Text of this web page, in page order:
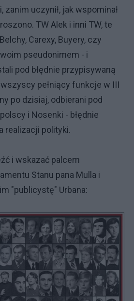
uczynił, jak wspominał
TW Alek i inni TW, te
Carexy, Buyery, czy
pseudonimem - i
pod błędnie przypisywaną
wszyscy pełniący funkcje w III
po dzisiaj, odbierani pod
i Nosenki - błędnie
realizacji polityki.
i wskazać palcem
Stanu pana Mulla i
"publicystę" Urbana: